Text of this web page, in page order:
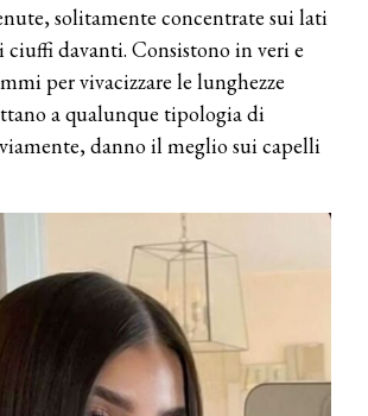
solitamente concentrate sui lati
ciuffi davanti. Consistono in veri e
per vivacizzare le lunghezze
a qualunque tipologia di
danno il meglio sui capelli